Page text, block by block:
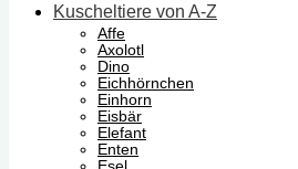
Kuscheltiere von A-Z
Affe
Axolotl
Dino
Eichhörnchen
Einhorn
Eisbär
Elefant
Enten
Esel